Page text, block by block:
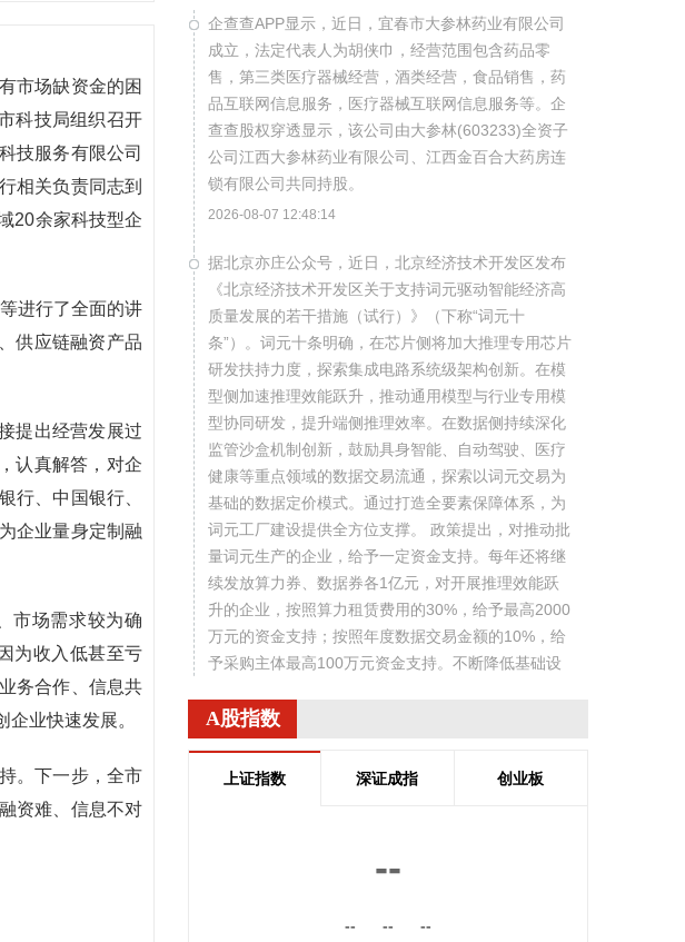
市场缺资金的困
科技局组织召开
技服务有限公司
相关负责同志到
20余家科技型企
进行了全面的讲
供应链融资产品
提出经营发展过
认真解答，对企
行、中国银行、
企业量身定制融
市场需求较为确
为收入低甚至亏
务合作、信息共
业快速发展。
。下一步，全市
资难、信息不对
企查查APP显示，近日，宜春市大参林药业有限公司
成立，法定代表人为胡侠巾，经营范围包含药品零
售，第三类医疗器械经营，酒类经营，食品销售，药
品互联网信息服务，医疗器械互联网信息服务等。企
查查股权穿透显示，该公司由大参林(603233)全资子
公司江西大参林药业有限公司、江西金百合大药房连
锁有限公司共同持股。
2026-08-07 12:48:14
据北京亦庄公众号，近日，北京经济技术开发区发布
《北京经济技术开发区关于支持词元驱动智能经济高
质量发展的若干措施（试行）》（下称“词元十
条”）。词元十条明确，在芯片侧将加大推理专用芯片
研发扶持力度，探索集成电路系统级架构创新。在模
型侧加速推理效能跃升，推动通用模型与行业专用模
型协同研发，提升端侧推理效率。在数据侧持续深化
监管沙盒机制创新，鼓励具身智能、自动驾驶、医疗
健康等重点领域的数据交易流通，探索以词元交易为
基础的数据定价模式。通过打造全要素保障体系，为
词元工厂建设提供全方位支撑。 政策提出，对推动批
量词元生产的企业，给予一定资金支持。每年还将继
续发放算力券、数据券各1亿元，对开展推理效能跃
升的企业，按照算力租赁费用的30%，给予最高2000
万元的资金支持；按照年度数据交易金额的10%，给
予采购主体最高100万元资金支持。不断降低基础设
产出效率与系统稳定性。
2026-08-07 12:29:22
频，完整表达创作意图；在文本、图片、音频、视频
md等文档格式输入等。 据了解，Wan3.0还有智能时
A股指数
上证指数 深证成指 创业板
--
-- -- --